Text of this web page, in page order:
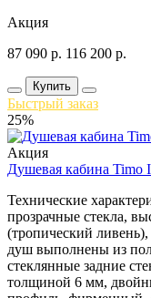
Акция
87 090 р. 116 200 р.
Купить
Быстрый заказ
25%
Акция
Душевая кабина Timo
Технические
прозрачные стекла,
(тропический
душ выполнены из
стеклянные задние
толщиной 6 мм,